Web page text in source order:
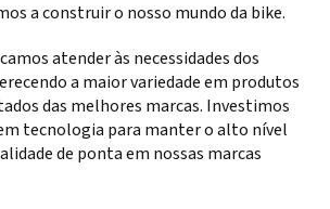
a construir o nosso mundo da bike.
atender às necessidades dos
a maior variedade em produtos
das melhores marcas. Investimos
tecnologia para manter o alto nível
de ponta em nossas marcas